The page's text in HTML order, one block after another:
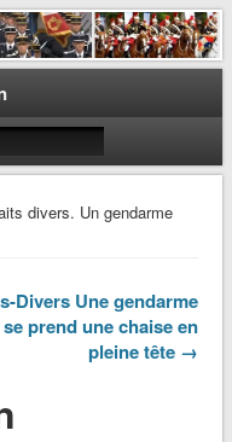
divers. Un gendarme
Divers Une gendarme
se prend une chaise en
pleine tête →